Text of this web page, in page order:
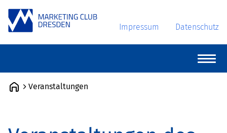
Impressum Datenschutz
Veranstaltungen